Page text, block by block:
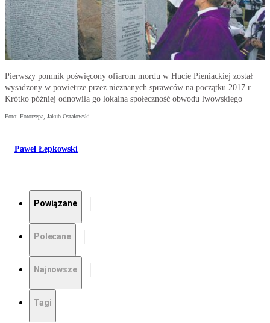
Pierwszy pomnik poświęcony ofiarom mordu w Hucie Pieniackiej został
wysadzony w powietrze przez nieznanych sprawców na początku 2017 r.
Krótko później odnowiła go lokalna społeczność obwodu lwowskiego
Foto: Fotorzepa, Jakub Ostałowski
Paweł Łepkowski
Powiązane
Polecane
Najnowsze
Tagi